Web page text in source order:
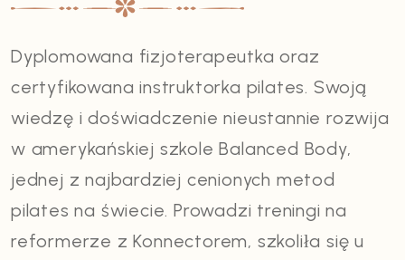
Dyplomowana fizjoterapeutka oraz
certyfikowana instruktorka pilates. Swoją
wiedzę i doświadczenie nieustannie rozwija
w amerykańskiej szkole Balanced Body,
jednej z najbardziej cenionych metod
pilates na świecie. Prowadzi treningi na
reformerze z Konnectorem, szkoliła się u